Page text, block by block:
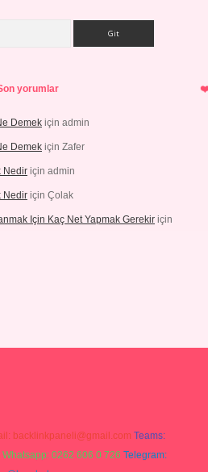
yorumlar
Demek için admin
Demek için Zafer
Nedir için admin
Nedir için Çolak
Için Kaç Net Yapmak Gerekir için
backlinkpaneli@gmail.com Teams:
Whatsapp: 0262 606 0 726 Telegram: